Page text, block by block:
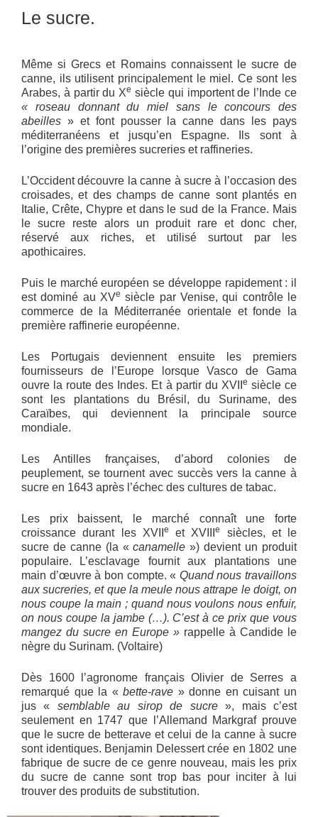
Le sucre.
Même si Grecs et Romains connaissent le sucre de
canne, ils utilisent principalement le miel. Ce sont les
Arabes, à partir du Xe siècle qui importent de l’Inde ce
« roseau donnant du miel sans le concours des
abeilles » et font pousser la canne dans les pays
méditerranéens et jusqu’en Espagne. Ils sont à
l’origine des premières sucreries et raffineries.
L’Occident découvre la canne à sucre à l’occasion des
croisades, et des champs de canne sont plantés en
Italie, Crête, Chypre et dans le sud de la France. Mais
le sucre reste alors un produit rare et donc cher,
réservé aux riches, et utilisé surtout par les
apothicaires.
Puis le marché européen se développe rapidement : il
est dominé au XVe siècle par Venise, qui contrôle le
commerce de la Méditerranée orientale et fonde la
première raffinerie européenne.
Les Portugais deviennent ensuite les premiers
fournisseurs de l’Europe lorsque Vasco de Gama
ouvre la route des Indes. Et à partir du XVII e siècle ce
sont les plantations du Brésil, du Suriname, des
Caraïbes, qui deviennent la principale source
mondiale.
Les Antilles françaises, d’abord colonies de
peuplement, se tournent avec succès vers la canne à
sucre en 1643 après l’échec des cultures de tabac.
Les prix baissent, le marché connaît une forte
croissance durant les XVII e et XVIIIe
siècles, et le
sucre de canne (la «canamelle ») devient un produit
populaire. L’esclavage fournit aux plantations une
main d’œuvre à bon compte. « Quand nous travaillons
aux sucreries, et que la meule nous attrape le doigt, on
nous coupe la main ; quand nous voulons nous enfuir,
on nous coupe la jambe (…). C’est à ce prix que vous
mangez du sucre en Europe » rappelle à Candide le
nègre du Surinam. (Voltaire)
Dès 1600 l’agronome français Olivier de Serres a
remarqué que la «bette-rave » donne en cuisant un
jus « semblable au sirop de sucre», mais c’est
seulement en 1747 que l’Allemand Markgraf prouve
que le sucre de betterave et celui de la canne à sucre
sont identiques. Benjamin Delessert crée en 1802 une
fabrique de sucre de ce genre nouveau, mais les prix
du sucre de canne sont trop bas pour inciter à lui
trouver des produits de substitution.